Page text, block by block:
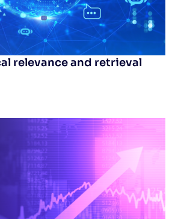
relevance and retrieval